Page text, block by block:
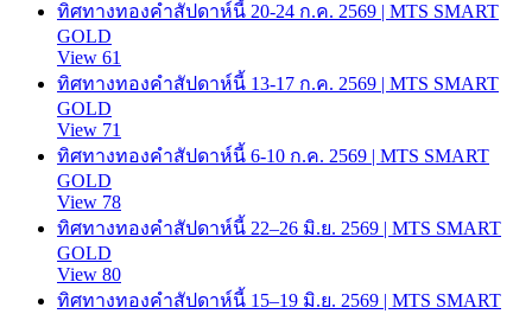
ทิศทางทองคำสัปดาห์นี้ 20-24 ก.ค. 2569 | MTS SMART
GOLD
View 61
ทิศทางทองคำสัปดาห์นี้ 13-17 ก.ค. 2569 | MTS SMART
GOLD
View 71
ทิศทางทองคำสัปดาห์นี้ 6-10 ก.ค. 2569 | MTS SMART
GOLD
View 78
ทิศทางทองคำสัปดาห์นี้ 22–26 มิ.ย. 2569 | MTS SMART
GOLD
View 80
ทิศทางทองคำสัปดาห์นี้ 15–19 มิ.ย. 2569 | MTS SMART